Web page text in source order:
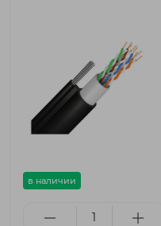
в наличии